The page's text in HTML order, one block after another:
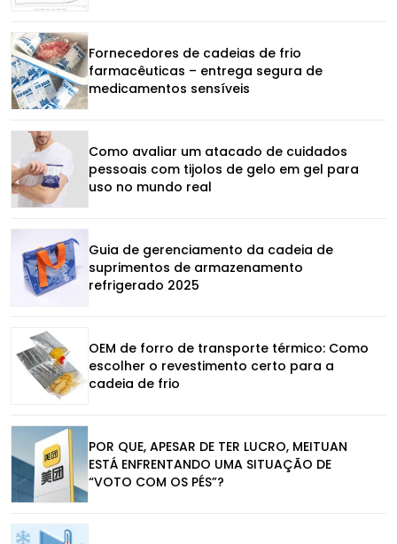
Fornecedores de cadeias de frio
farmacêuticas – entrega segura de
medicamentos sensíveis
Como avaliar um atacado de cuidados
pessoais com tijolos de gelo em gel para
uso no mundo real
Guia de gerenciamento da cadeia de
suprimentos de armazenamento
refrigerado 2025
OEM de forro de transporte térmico: Como
escolher o revestimento certo para a
cadeia de frio
POR QUE, APESAR DE TER LUCRO, MEITUAN
ESTÁ ENFRENTANDO UMA SITUAÇÃO DE
“VOTO COM OS PÉS”?